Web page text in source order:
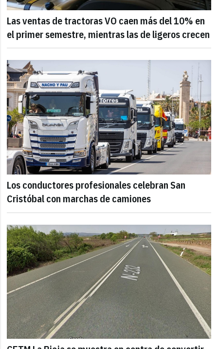
Las ventas de tractoras VO caen más del 10% en
el primer semestre, mientras las de ligeros crecen
Los conductores profesionales celebran San
Cristóbal con marchas de camiones